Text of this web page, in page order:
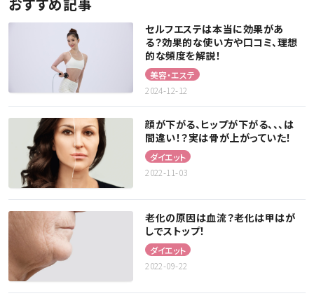
セルフエステは本当に効果があ
る？効果的な使い方や口コミ、理想
的な頻度を解説！
美容・エステ
2024-12-12
顔が下がる、ヒップが下がる、、、は
間違い！？実は骨が上がっていた！
ダイエット
2022-11-03
老化の原因は血流？老化は甲はが
しでストップ！
ダイエット
2022-09-22